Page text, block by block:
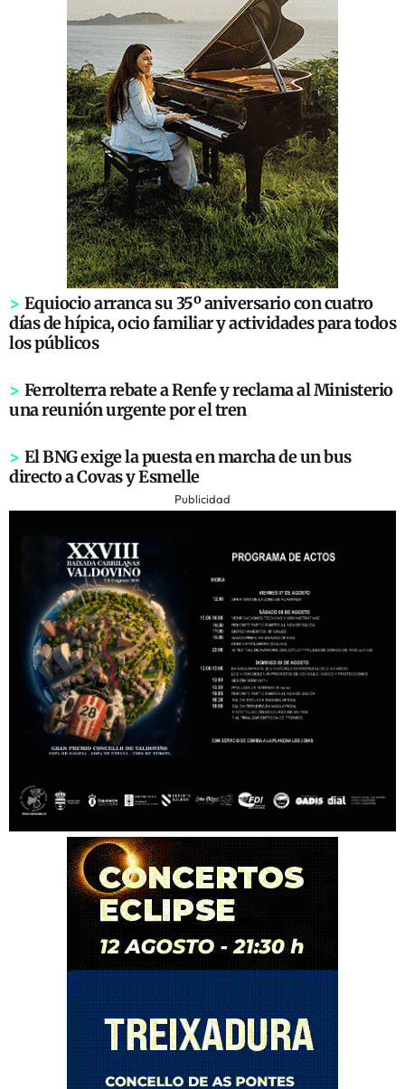
> Equiocio arranca su 35º aniversario con cuatro
días de hípica, ocio familiar y actividades para todos
los públicos
> Ferrolterra rebate a Renfe y reclama al Ministerio
una reunión urgente por el tren
> El BNG exige la puesta en marcha de un bus
directo a Covas y Esmelle
Publicidad